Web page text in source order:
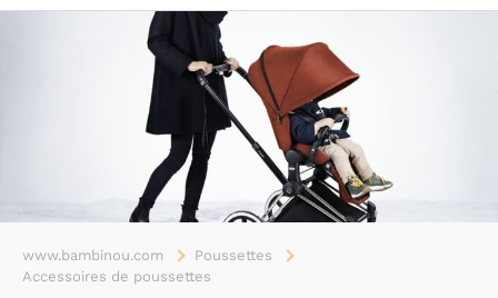
www.bambinou.com
Poussettes
Accessoires de poussettes